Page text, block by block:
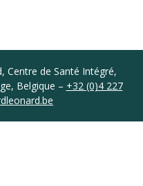
Centre de Santé Intégré,
Belgique – +32 (0)4 227